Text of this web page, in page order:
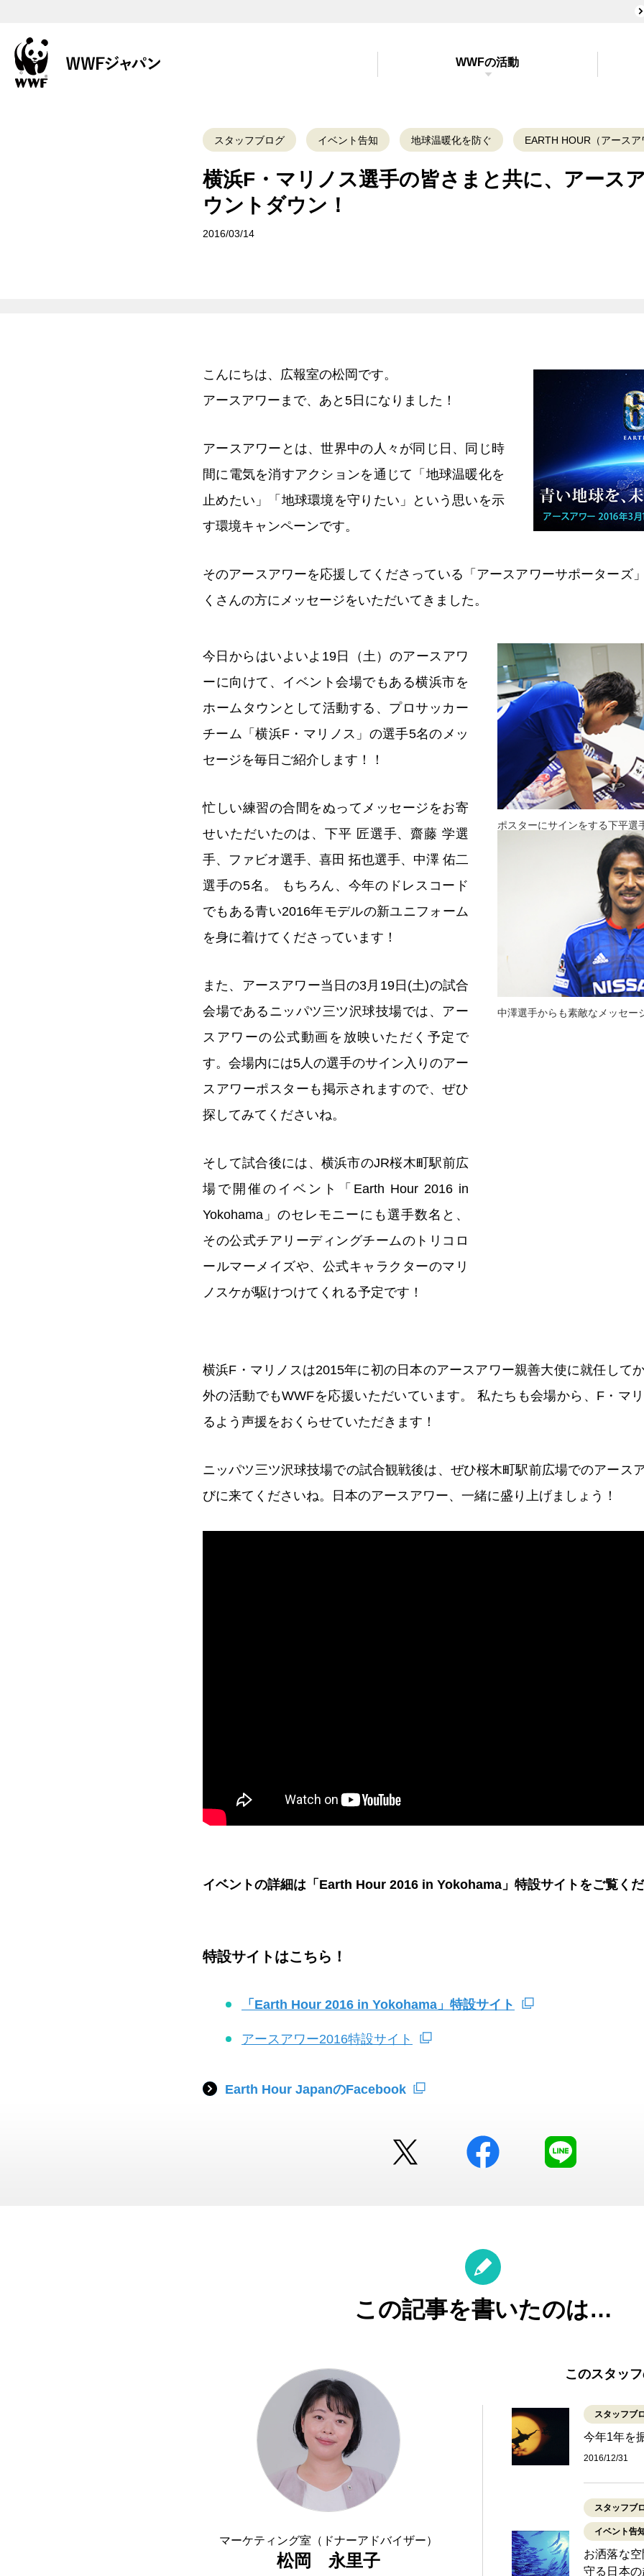
WWFの活動
スタッフブログ イベント告知 地球温暖化を防ぐ EARTH HOUR（アースア
横浜F・マリノス選手の皆さまと共に、アース
ウントダウン！
2016/03/14
こんにちは、広報室の松岡です。
アースアワーまで、あと5日になりました！
アースアワーとは、世界中の人々が同じ日、同じ時
間に電気を消すアクションを通じて「地球温暖化を
止めたい」「地球環境を守りたい」という思いを示
す環境キャンペーンです。
そのアースアワーを応援してくださっている「アースアワーサポーターズ
くさんの方にメッセージをいただいてきました。
今日からはいよいよ19日（土）のアースアワ
ーに向けて、イベント会場でもある横浜市を
ホームタウンとして活動する、プロサッカー
チーム「横浜F・マリノス」の選手5名のメッ
セージを毎日ご紹介します！！
忙しい練習の合間をぬってメッセージをお寄
せいただいたのは、下平 匠選手、齋藤 学選
手、ファビオ選手、喜田 拓也選手、中澤 佑二
選手の5名。 もちろん、今年のドレスコード
でもある青い2016年モデルの新ユニフォーム
を身に着けてくださっています！
また、アースアワー当日の3月19日(土)の試合
会場であるニッパツ三ツ沢球技場では、アー
スアワーの公式動画を放映いただく予定で
す。会場内には5人の選手のサイン入りのアー
スアワーポスターも掲示されますので、ぜひ
探してみてくださいね。
そして試合後には、横浜市のJR桜木町駅前広
場で開催のイベント「Earth Hour 2016 in
Yokohama」のセレモニーにも選手数名と、
その公式チアリーディングチームのトリコロ
ールマーメイズや、公式キャラクターのマリ
ノスケが駆けつけてくれる予定です！
ポスターにサインをする下平選
中澤選手からも素敵なメッセー
横浜F・マリノスは2015年に初の日本のアースアワー親善大使に就任して
外の活動でもWWFを応援いただいています。 私たちも会場から、F・マ
るよう声援をおくらせていただきます！
ニッパツ三ツ沢球技場での試合観戦後は、ぜひ桜木町駅前広場でのアース
びに来てくださいね。日本のアースアワー、一緒に盛り上げましょう！
イベントの詳細は「Earth Hour 2016 in Yokohama」特設サイトをご覧く
特設サイトはこちら！
「Earth Hour 2016 in Yokohama」特設サイト
アースアワー2016特設サイト
Earth Hour JapanのFacebook
facebook
この記事を書いたのは…
マーケティング室（ドナーアドバイザー）
松岡 永里子
このスタッ
スタッフブ
今年1年を
2016/12/31
スタッフブ
イベント告
お洒落な
守る日本